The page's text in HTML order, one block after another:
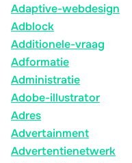
Adaptive-webdesign
Adblock
Additionele-vraag
Adformatie
Administratie
Adobe-illustrator
Adres
Advertainment
Advertentienetwerk